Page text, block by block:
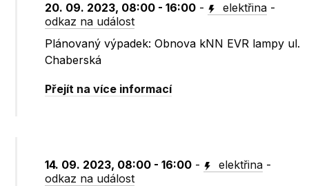
20. 09. 2023, 08:00 - 16:00 - elektřina -
odkaz na událost
Plánovaný výpadek: Obnova kNN EVR lampy ul.
Chaberská
Přejít na více informací
14. 09. 2023, 08:00 - 16:00 - elektřina -
odkaz na událost